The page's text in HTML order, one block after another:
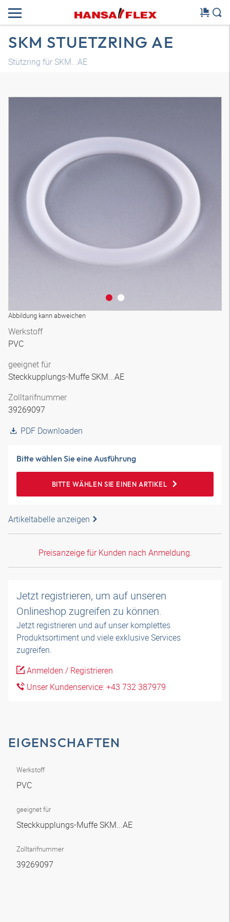
SKM STUETZRING AE
Stützring für SKM...AE
Abbildung kann abweichen
Werkstoff
PVC
geeignet für
Steckkupplungs-Muffe SKM...AE
Zolltarifnummer
39269097
PDF Downloaden
Bitte wählen Sie eine Ausführung
BITTE WÄHLEN SIE EINEN ARTIKEL
Artikeltabelle anzeigen
Preisanzeige für Kunden nach Anmeldung.
Jetzt registrieren, um auf unseren
Onlineshop zugreifen zu können.
Jetzt registrieren und auf unser komplettes
Produktsortiment und viele exklusive Services
zugreifen.
Anmelden / Registrieren
Unser Kundenservice: +43 732 387979
EIGENSCHAFTEN
Werkstoff
PVC
geeignet für
Steckkupplungs-Muffe SKM...AE
Zolltarifnummer
39269097